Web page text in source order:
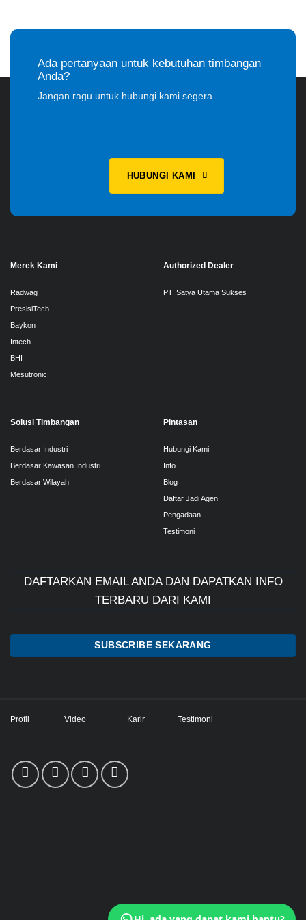
Ada pertanyaan untuk kebutuhan timbangan
Anda?
Jangan ragu untuk hubungi kami segera
HUBUNGI KAMI
Merek Kami
Radwag
PresisiTech
Baykon
Intech
BHI
Mesutronic
Authorized Dealer
PT. Satya Utama Sukses
Solusi Timbangan
Berdasar Industri
Berdasar Kawasan Industri
Berdasar Wilayah
Pintasan
Hubungi Kami
Info
Blog
Daftar Jadi Agen
Pengadaan
Testimoni
DAFTARKAN EMAIL ANDA DAN DAPATKAN INFO
TERBARU DARI KAMI
SUBSCRIBE SEKARANG
Profil Video Karir Testimoni